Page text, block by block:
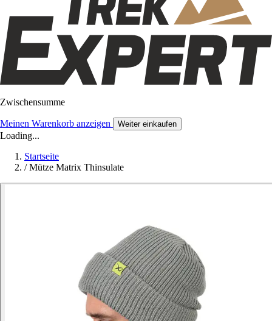
Zwischensumme
Meinen Warenkorb anzeigen Weiter einkaufen
Loading...
Startseite
/ Mütze Matrix Thinsulate